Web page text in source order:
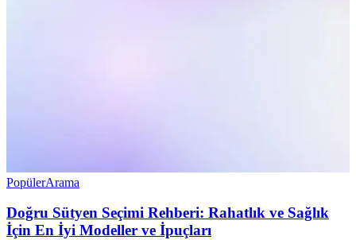
PopülerArama
Doğru Sütyen Seçimi Rehberi: Rahatlık ve Sağlık
İçin En İyi Modeller ve İpuçları